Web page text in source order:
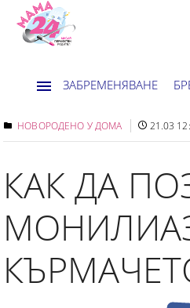
ЗАБРЕМЕНЯВАНЕ
ДОМ НОВИНИ
НОВОРОДЕНО У ДОМА 21.03
КАК ДА